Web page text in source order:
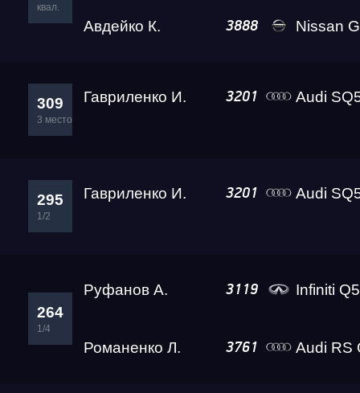
квал.
Авдейко К. 3888 Nissan GT-R
309
3 место
Гавриленко И. 3201 Audi SQ5 Ада
295
1/2
Гавриленко И. 3201 Audi SQ5 Ада
264
1/4
Руфанов А. 3119 Infiniti
Романенко Л. 3761 Audi RS